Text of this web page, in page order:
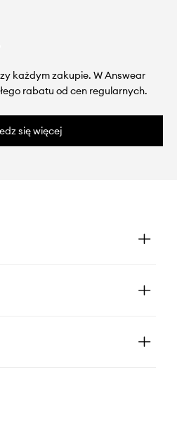
każdym zakupie. W Answear
rabatu od cen regularnych.
się więcej